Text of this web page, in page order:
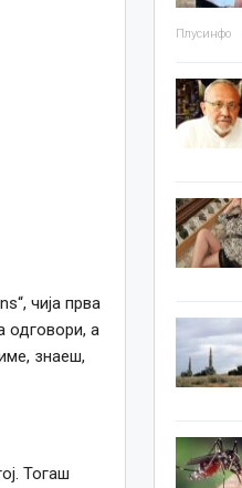
чија прва
одговори, а
знаеш,
Тогаш
Плусинфо